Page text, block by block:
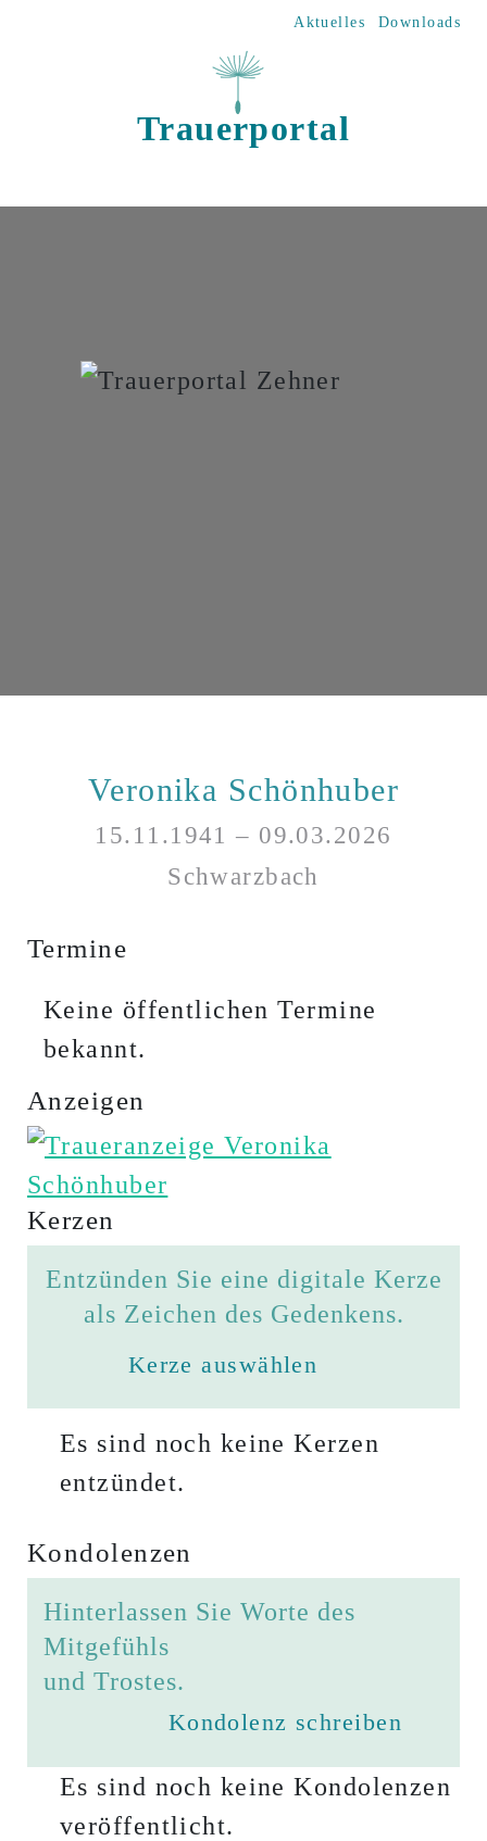
Aktuelles Downloads
Trauerportal
Veronika Schönhuber
15.11.1941 – 09.03.2026
Schwarzbach
Termine
Keine öffentlichen Termine
bekannt.
Anzeigen
Kerzen
Entzünden Sie eine digitale Kerze
als Zeichen des Gedenkens.
Kerze auswählen
Es sind noch keine Kerzen
entzündet.
Kondolenzen
Hinterlassen Sie Worte des
Mitgefühls
und Trostes.
Kondolenz schreiben
Es sind noch keine Kondolenzen
veröffentlicht.